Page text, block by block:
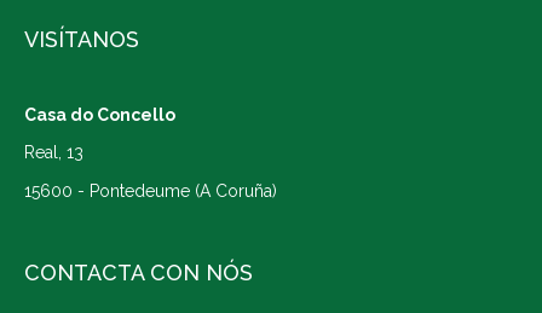
VISÍTANOS
Casa do Concello
Real, 13
15600 - Pontedeume (A Coruña)
CONTACTA CON NÓS